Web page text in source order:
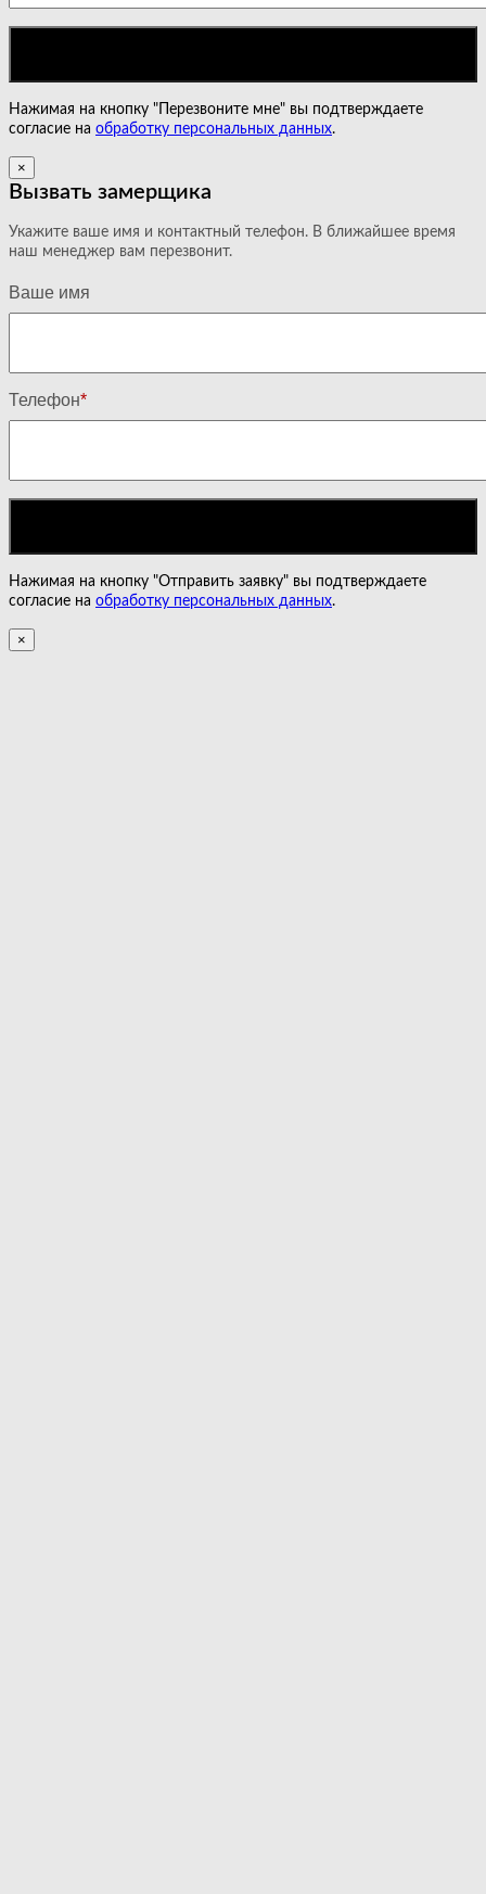
Нажимая на кнопку "Перезвоните мне" вы подтверждаете
согласие на обработку персональных данных.
×
Вызвать замерщика
Укажите ваше имя и контактный телефон. В ближайшее время
наш менеджер вам перезвонит.
Ваше имя
Телефон*
Нажимая на кнопку "Отправить заявку" вы подтверждаете
согласие на обработку персональных данных.
×